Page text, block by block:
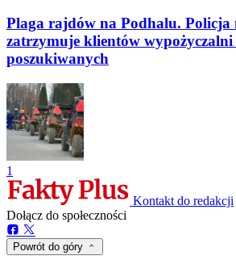
Plaga rajdów na Podhalu. Policja
zatrzymuje klientów
poszukiwanych
1
Kontakt do redakcji
Dołącz do społeczności
Powrót do góry